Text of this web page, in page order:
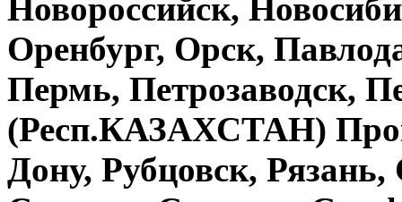
Новороссийск,
Оренбург, Орск,
Пермь, Петрозаводск,
(Респ.КАЗАХСТАН)
Дону, Рубцовск,